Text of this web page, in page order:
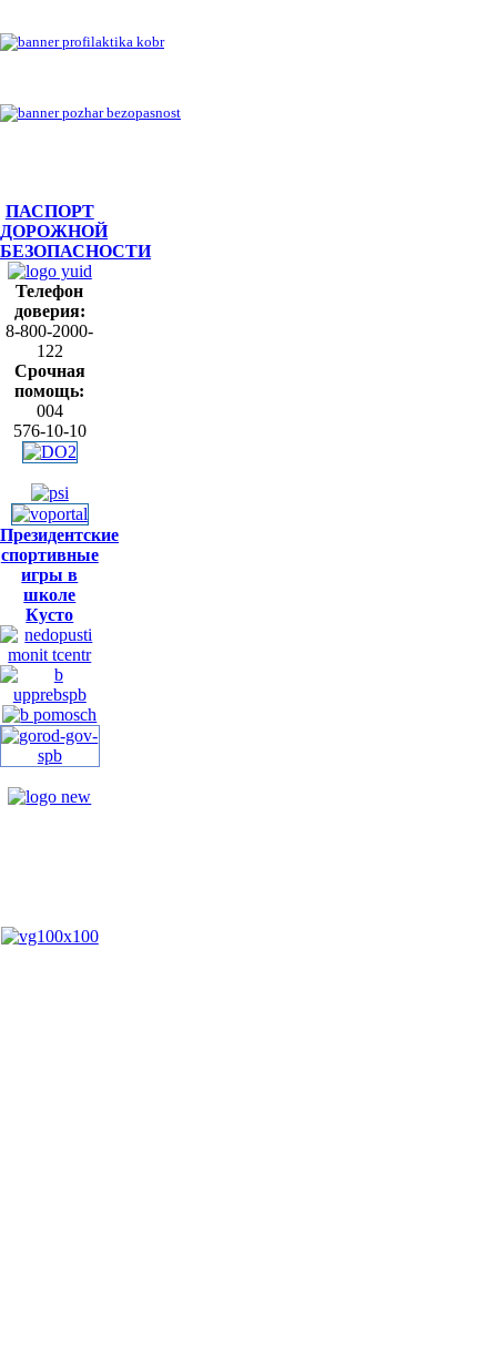
ПАСПОРТ
ДОРОЖНОЙ
БЕЗОПАСНОСТИ
Телефон
доверия:
8-800-2000-
122
Срочная
помощь:
004
576-10-10
Президентские
спортивные
игры в
школе
Кусто